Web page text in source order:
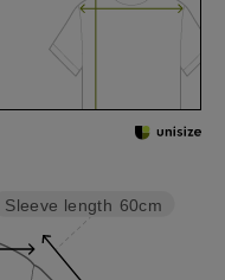
Sleeve length 60cm